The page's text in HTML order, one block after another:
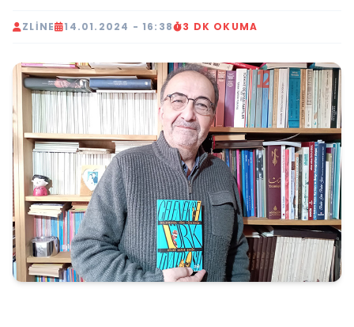
ZLINE 14.01.2024 - 16:38 3 DK OKUMA